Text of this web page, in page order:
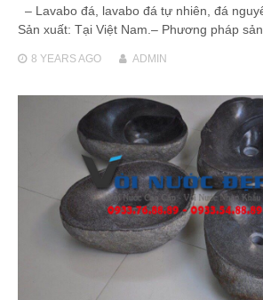
– Lavabo đá, lavabo đá tự nhiên, đá
Sản xuất: Tại Việt Nam.– Phương pháp
8 YEARSAGO ADMIN